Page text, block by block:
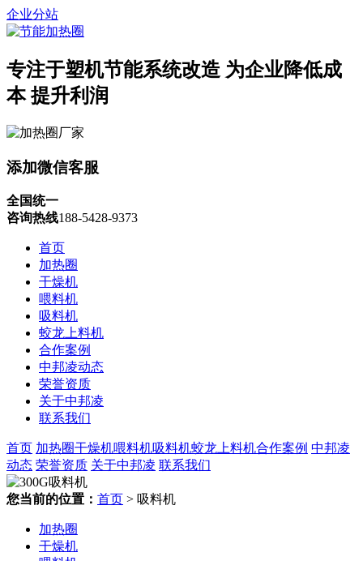
企业分站
专注于塑机节能系统改造 为企业降低成
本 提升利润
添加微信客服
全国统一
咨询热线188-5428-9373
首页
加热圈
干燥机
喂料机
吸料机
蛟龙上料机
合作案例
中邦凌动态
荣誉资质
关于中邦凌
联系我们
首页 加热圈干燥机喂料机吸料机蛟龙上料机合作案例 中邦凌
动态 荣誉资质 关于中邦凌 联系我们
您当前的位置： 首页 > 吸料机
加热圈
干燥机